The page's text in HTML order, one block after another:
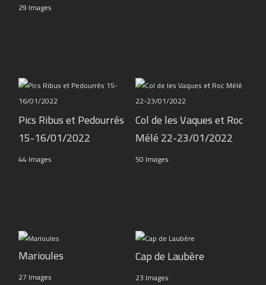
29 Images
Pics Ribus et Pedourrés
15-16/01/2022
44 Images
Col de les Vaques et Roc
Mélé 22-23/01/2022
50 Images
Marioules
27 Images
Cap de Laubère
23 Images